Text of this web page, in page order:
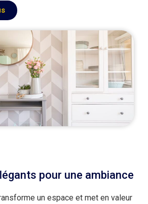
pour une ambiance
un espace et met en valeur